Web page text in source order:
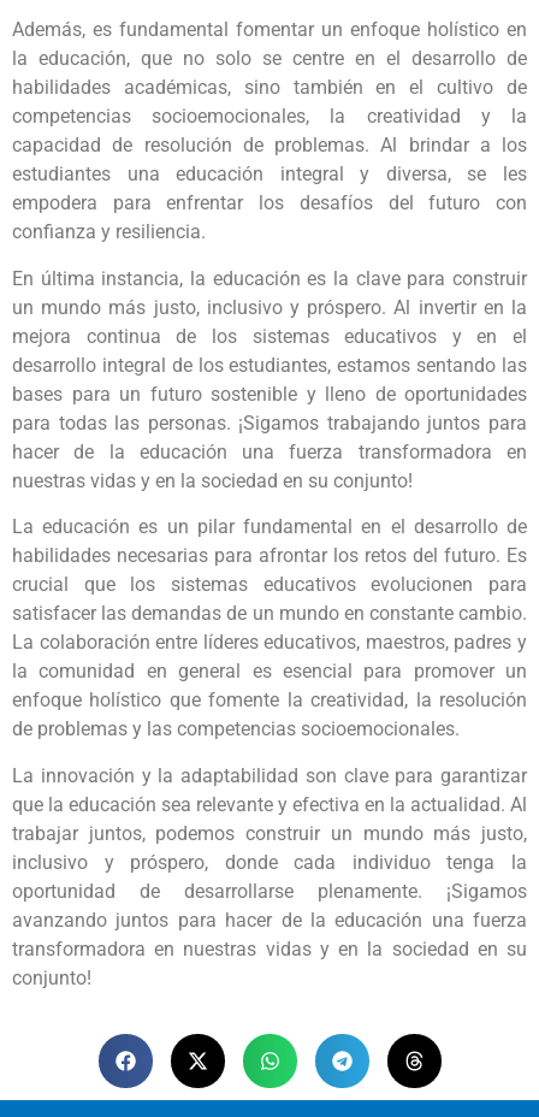
Además, es fundamental fomentar un enfoque holístico en
la educación, que no solo se centre en el desarrollo de
habilidades académicas, sino también en el cultivo de
competencias socioemocionales, la creatividad y la
capacidad de resolución de problemas. Al brindar a los
estudiantes una educación integral y diversa, se les
empodera para enfrentar los desafíos del futuro con
confianza y resiliencia.
En última instancia, la educación es la clave para construir
un mundo más justo, inclusivo y próspero. Al invertir en la
mejora continua de los sistemas educativos y en el
desarrollo integral de los estudiantes, estamos sentando las
bases para un futuro sostenible y lleno de oportunidades
para todas las personas. ¡Sigamos trabajando juntos para
hacer de la educación una fuerza transformadora en
nuestras vidas y en la sociedad en su conjunto!
La educación es un pilar fundamental en el desarrollo de
habilidades necesarias para afrontar los retos del futuro. Es
crucial que los sistemas educativos evolucionen para
satisfacer las demandas de un mundo en constante cambio.
La colaboración entre líderes educativos, maestros, padres y
la comunidad en general es esencial para promover un
enfoque holístico que fomente la creatividad, la resolución
de problemas y las competencias socioemocionales.
La innovación y la adaptabilidad son clave para garantizar
que la educación sea relevante y efectiva en la actualidad. Al
trabajar juntos, podemos construir un mundo más justo,
inclusivo y próspero, donde cada individuo tenga la
oportunidad de desarrollarse plenamente. ¡Sigamos
avanzando juntos para hacer de la educación una fuerza
transformadora en nuestras vidas y en la sociedad en su
conjunto!